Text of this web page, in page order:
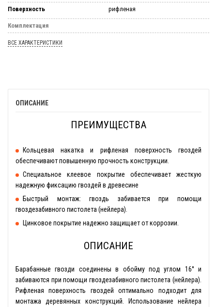
Поверхность рифленая
Комплектация
ВСЕ ХАРАКТЕРИСТИКИ
ОПИСАНИЕ
ПРЕИМУЩЕСТВА
Кольцевая накатка и рифленая поверхность гвоздей
обеспечивают повышенную прочность конструкции.
Специальное клеевое покрытие обеспечивает жесткую
надежную фиксацию гвоздей в древесине
Быстрый монтаж: гвоздь забивается при помощи
гвоздезабивного пистолета (нейлера).
Цинковое покрытие надежно защищает от коррозии.
ОПИСАНИЕ
Барабанные гвозди соединены в обойму под углом 16° и
забиваются при помощи гвоздезабивного пистолета (нейлера).
Рифленая поверхность гвоздей оптимально подходит для
монтажа деревянных конструкций. Использование нейлера